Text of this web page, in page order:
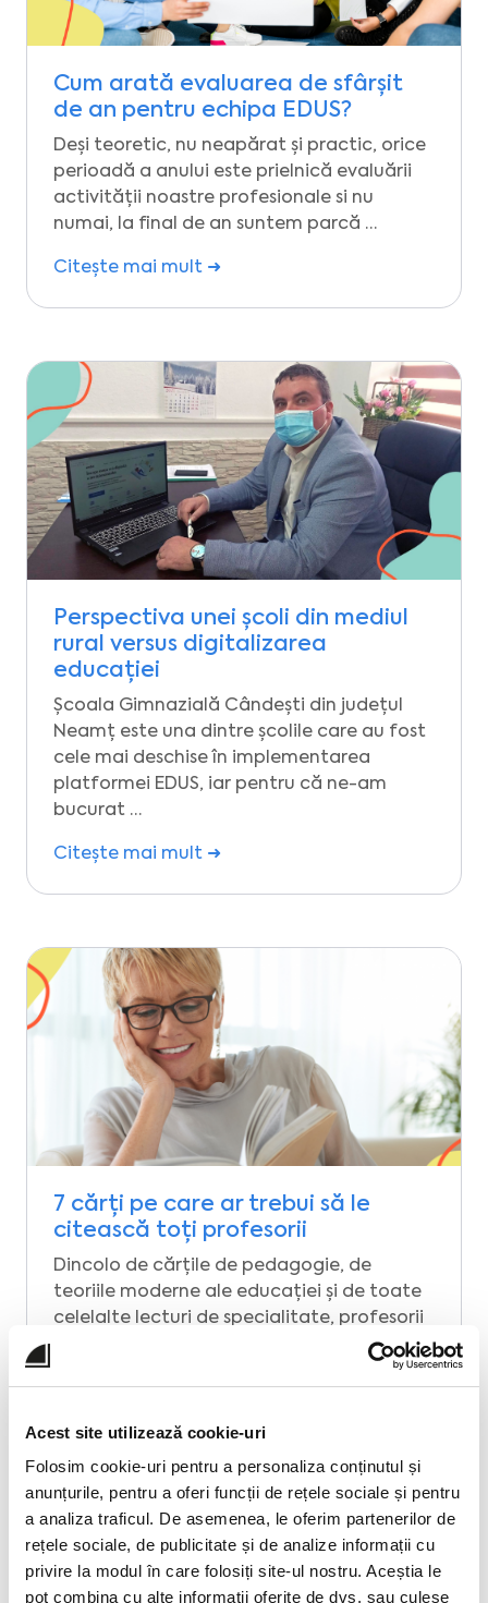
Acest site utilizează cookie-uri
Folosim cookie-uri pentru a personaliza conținutul și
anunțurile, pentru a oferi funcții de rețele sociale și pentru
a analiza traficul. De asemenea, le oferim partenerilor de
rețele sociale, de publicitate și de analize informații cu
privire la modul în care folosiți site-ul nostru. Aceștia le
pot combina cu alte informații oferite de dvs. sau culese
Cum arată evaluarea de sfârșit
de an pentru echipa EDUS?
Deși teoretic, nu neapărat și practic, orice
perioadă a anului este prielnică evaluării
activității noastre profesionale si nu
numai, la final de an suntem parcă …
Citește mai mult ➜
Perspectiva unei școli din mediul
rural versus digitalizarea
educației
Școala Gimnazială Cândești din județul
Neamț este una dintre școlile care au fost
cele mai deschise în implementarea
platformei EDUS, iar pentru că ne-am
bucurat …
Citește mai mult ➜
7 cărți pe care ar trebui să le
citească toți profesorii
Dincolo de cărțile de pedagogie, de
teoriile moderne ale educației și de toate
celelalte lecturi de specialitate, profesorii
au nevoie de resurse consistente pentru